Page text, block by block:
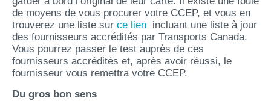
de moyens de vous procurer votre CCEP, et vous en
trouverez une liste sur ce lien incluant une liste à jour
des fournisseurs accrédités par Transports Canada.
Vous pourrez passer le test auprès de ces
fournisseurs accrédités et, après avoir réussi, le
fournisseur vous remettra votre CCEP.
Du gros bon sens